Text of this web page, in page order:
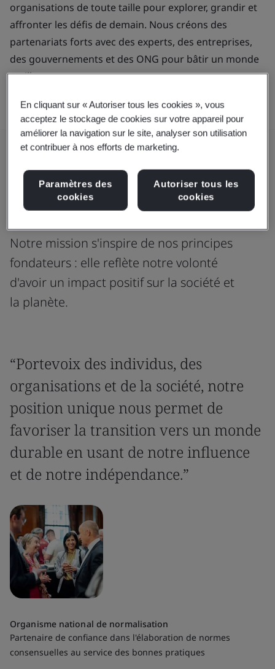
organisations de toute taille pour explorer, grandir et
affronter les défis de demain. Nous créons des
partenariats forts avec des experts, des entreprises,
des gouvernements et des ONG pour bâtir un monde
meilleur.
Œuvrer en faveur d'un monde
équitable et durable
Notre mission s'inspire de nos principes
fondateurs : elle reflète notre volonté
d'avoir un impact positif sur la société et
la planète.
“Portevoix des individus, des
organisations et de la société, notre
position unique nous permet de
favoriser la transition vers un monde
durable en usant de notre influence
et de notre indépendance.”
Organisme national de normalisation
Partenaire de confiance dans l'élaboration de normes
consensuelles au service des bonnes pratiques
En cliquant sur « Autoriser tous les cookies », vous
acceptez le stockage de cookies sur votre appareil pour
améliorer la navigation sur le site, analyser son utilisation
et contribuer à nos efforts de marketing.
Paramètres des
cookies
Autoriser tous les
cookies